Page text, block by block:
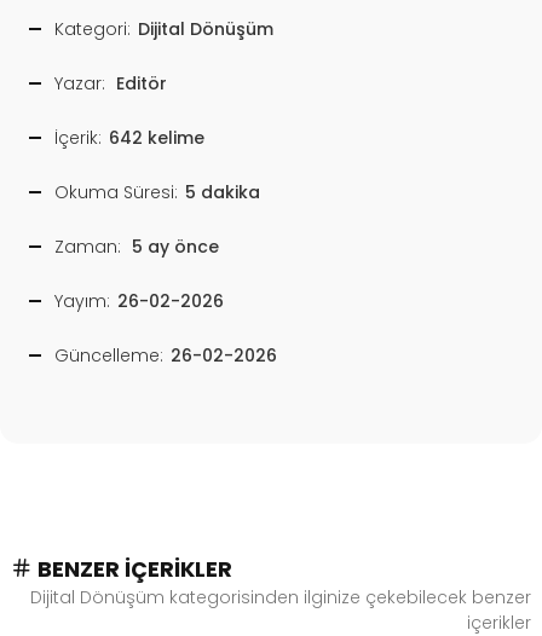
Kategori: Dijital Dönüşüm
Yazar: Editör
İçerik: 642 kelime
Okuma Süresi: 5 dakika
Zaman: 5 ay önce
Yayım: 26-02-2026
Güncelleme: 26-02-2026
BENZER İÇERIKLER
Dijital Dönüşüm kategorisinden ilginize çekebilecek benzer
içerikler